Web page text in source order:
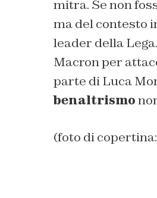
mitra. Se non
ma del contesto
leader della
Macron per
parte di Luca
benaltrismo
(foto di